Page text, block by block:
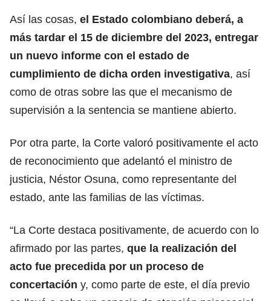
Así las cosas, el Estado colombiano deberá, a
más tardar el 15 de diciembre del 2023, entregar
un nuevo informe con el estado de
cumplimiento de dicha orden investigativa, así
como de otras sobre las que el mecanismo de
supervisión a la sentencia se mantiene abierto.
Por otra parte, la Corte valoró positivamente el acto
de reconocimiento que adelantó el ministro de
justicia, Néstor Osuna, como representante del
estado, ante las familias de las víctimas.
“La Corte destaca positivamente, de acuerdo con lo
afirmado por las partes, que la realización del
acto fue precedida por un proceso de
concertación y, como parte de este, el día previo